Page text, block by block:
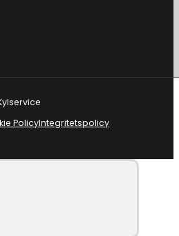
PolicyIntegritetspolicy